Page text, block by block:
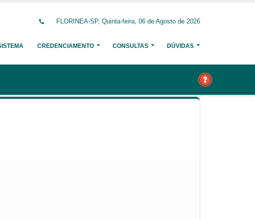
FLORINEA-SP, Quinta-feira, 06 de Agosto de 2026
CREDENCIAMENTO CONSULTAS DÚVIDAS